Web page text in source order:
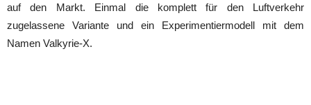
auf den Markt. Einmal die komplett für den Luftverkehr
zugelassene Variante und ein Experimentiermodell mit dem
Namen Valkyrie-X.